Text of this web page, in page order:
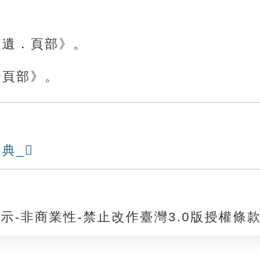
遺．頁部》。
頁部》。
_𩕫
-非商業性-禁止改作臺灣3.0版授權條款